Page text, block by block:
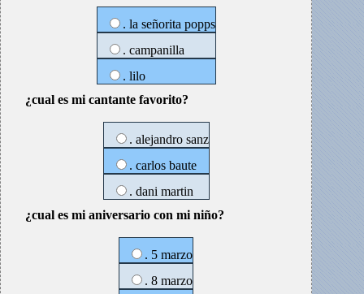
. la señorita popps
. campanilla
. lilo
¿cual es mi cantante favorito?
. alejandro sanz
. carlos baute
. dani martin
¿cual es mi aniversario con mi niño?
. 5 marzo
. 8 marzo